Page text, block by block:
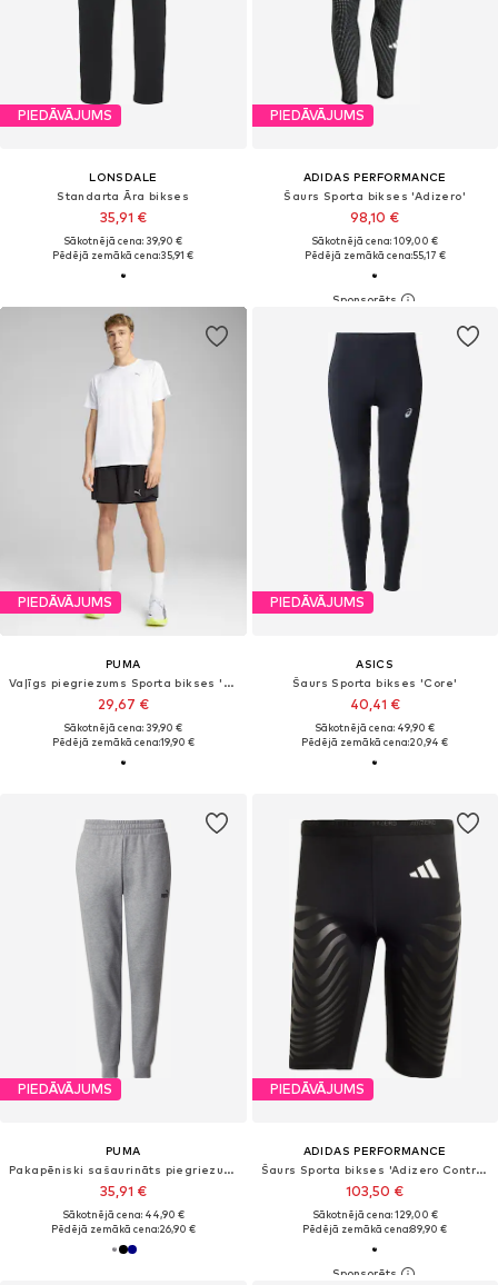
PIEDĀVĀJUMS
LONSDALE
Standarta Āra bikses
35,91 €
Sākotnējā cena: 39,90 €
Pēdējā zemākā cena:35,91 €
PIEDĀVĀJUMS
ADIDAS PERFORMANCE
Šaurs Sporta bikses 'Adizero'
98,10 €
Sākotnējā cena: 109,00 €
Pēdējā zemākā cena:55,17 €
PIEDĀVĀJUMS
PUMA
Vaļīgs piegriezums Sporta bikses 'Velocity'
29,67 €
Sākotnējā cena: 39,90 €
Pēdējā zemākā cena:19,90 €
PIEDĀVĀJUMS
ASICS
Šaurs Sporta bikses 'Core'
40,41 €
Sākotnējā cena: 49,90 €
Pēdējā zemākā cena:20,94 €
PIEDĀVĀJUMS
PUMA
Pakapēniski sašaurināts piegriezums Sporta bikses 'ESS No. 1'
35,91 €
Sākotnējā cena: 44,90 €
Pēdējā zemākā cena:26,90 €
PIEDĀVĀJUMS
ADIDAS PERFORMANCE
Šaurs Sporta bikses 'Adizero Control'
103,50 €
Sākotnējā cena: 129,00 €
Pēdējā zemākā cena:89,90 €